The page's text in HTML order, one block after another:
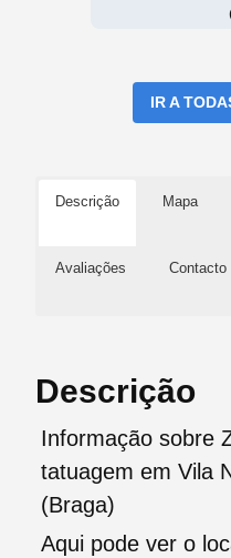
IR A
Descrição Mapa
Avaliações Contacto
Descrição
Informação sobre
tatuagem em Vila
(Braga)
Aqui pode ver o